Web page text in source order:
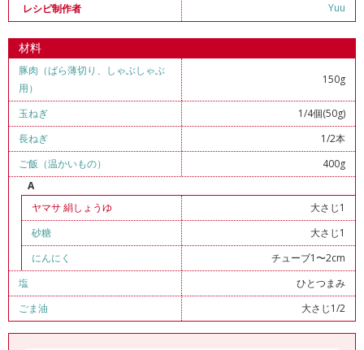
レシピ制作者
Yuu
材料
豚肉（ばら薄切り、しゃぶしゃぶ
用）
150g
玉ねぎ
1/4個(50g)
長ねぎ
1/2本
ご飯（温かいもの）
400g
A
ヤマサ 絹しょうゆ
大さじ1
砂糖
大さじ1
にんにく
チューブ1〜2cm
塩
ひとつまみ
ごま油
大さじ1/2